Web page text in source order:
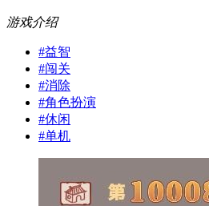
游戏介绍
#益智
#闯关
#消除
#角色扮演
#休闲
#单机